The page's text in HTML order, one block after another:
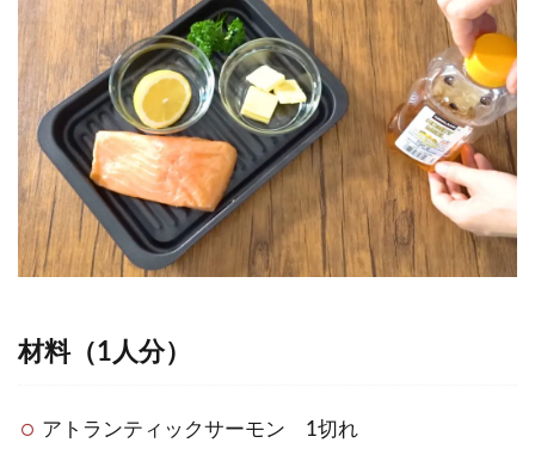
材料（1人分）
アトランティックサーモン 1切れ